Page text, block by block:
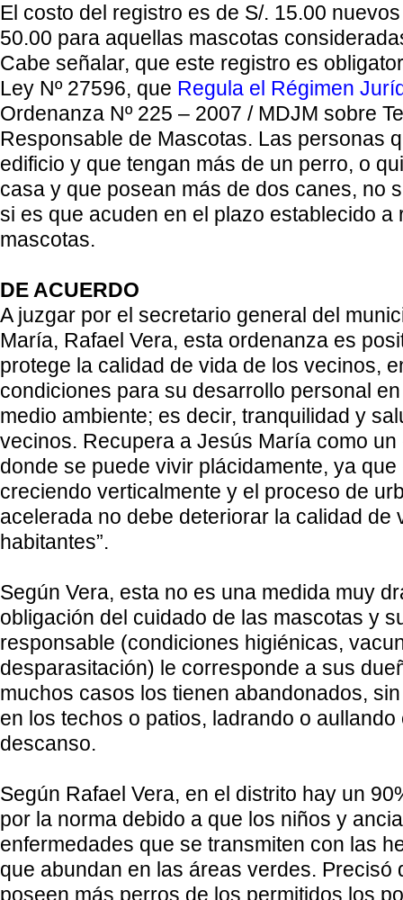
El costo del registro es de S/. 15.00
50.00 para aquellas mascotas
Cabe señalar, que este registro es
Ley Nº 27596, que Regula el Régimen
Ordenanza Nº 225 – 2007 / MDJM sobre
Responsable de Mascotas. Las personas
edificio y que tengan más de un perro, o
casa y que posean más de dos canes, no
si es que acuden en el plazo establecido a
mascotas.
DE ACUERDO
A juzgar por el secretario general del
María, Rafael Vera, esta ordenanza es
protege la calidad de vida de los vecinos,
condiciones para su desarrollo personal
medio ambiente; es decir, tranquilidad y
vecinos. Recupera a Jesús María como
donde se puede vivir plácidamente, ya
creciendo verticalmente y el proceso de
acelerada no debe deteriorar la calidad de
habitantes”.
Según Vera, esta no es una medida muy
obligación del cuidado de las mascotas y
responsable (condiciones higiénicas,
desparasitación) le corresponde a sus
muchos casos los tienen abandonados,
en los techos o patios, ladrando o aullando
descanso.
Según Rafael Vera, en el distrito hay un
por la norma debido a que los niños y
enfermedades que se transmiten con las
que abundan en las áreas verdes. Precisó
poseen más perros de los permitidos los